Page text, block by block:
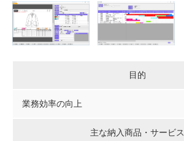
目的
業務効率の向上
主な納入商品・サービス